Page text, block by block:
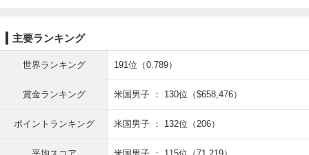
主要ランキング
世界ランキング 191位（0.789）
賞金ランキング 米国男子 ： 130位（$658,476）
ポイントランキング 米国男子 ： 132位（206）